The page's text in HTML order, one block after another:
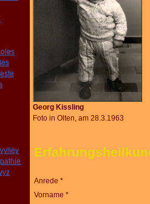
Georg Kissling
Foto in Olten, am 28.3.1963
Anrede *
Vorname *